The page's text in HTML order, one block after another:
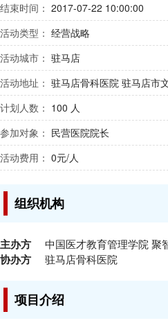
结束时间： 2017-07-22 10:00:00
活动类型： 经营战略
活动城市： 驻马店
活动地址： 驻马店骨科医院 驻马店市
计划人数： 100 人
参加对象： 民营医院院长
活动费用： 0元/人
组织机构
主办方 中国医才教育管理学院 聚
协办方 驻马店骨科医院
项目介绍